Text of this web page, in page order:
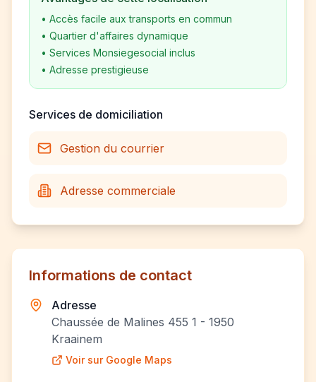
• Accès facile aux transports en commun
• Quartier d'affaires dynamique
• Services Monsiegesocial inclus
• Adresse prestigieuse
Services de domiciliation
Gestion du courrier
Adresse commerciale
Informations de contact
Adresse
Chaussée de Malines 455 1 - 1950
Kraainem
Voir sur Google Maps